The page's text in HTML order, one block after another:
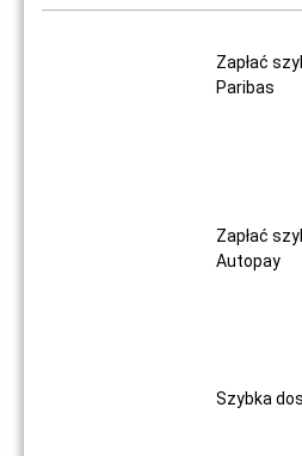
Zapłać
Paribas
Zapłać
Autopay
Szybka